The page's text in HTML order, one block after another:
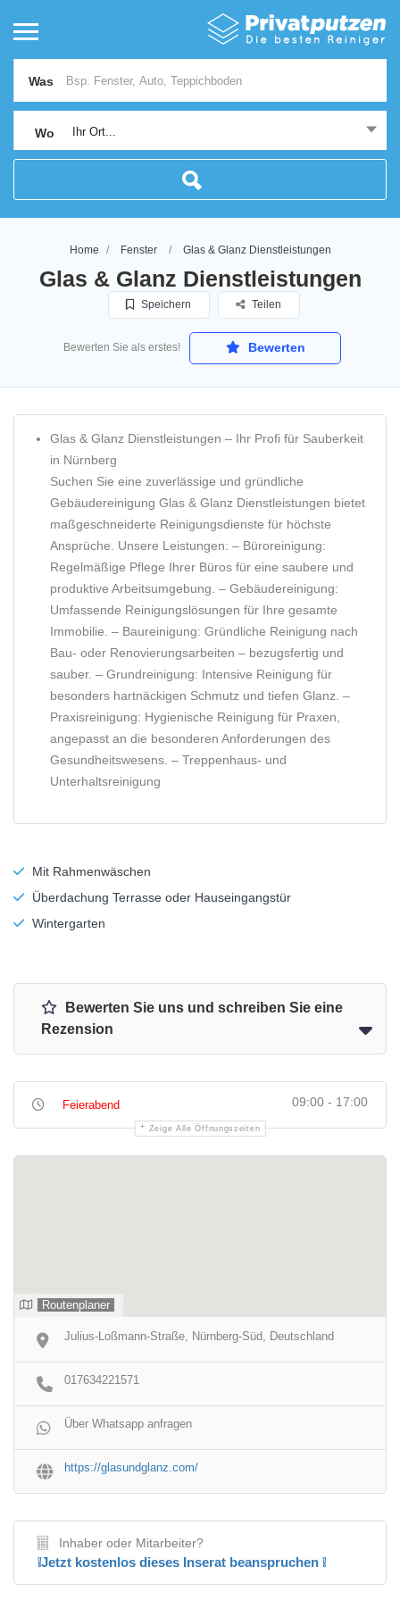
Was
Wo Ihr Ort...
Home Fenster Glas & Glanz Dienstleistungen
Glas & Glanz Dienstleistungen
Speichern Teilen
Bewerten Sie als erstes! Bewerten
Glas & Glanz Dienstleistungen – Ihr Profi für Sauberkeit
in Nürnberg
Suchen Sie eine zuverlässige und gründliche
Gebäudereinigung Glas & Glanz Dienstleistungen bietet
maßgeschneiderte Reinigungsdienste für höchste
Ansprüche. Unsere Leistungen: – Büroreinigung:
Regelmäßige Pflege Ihrer Büros für eine saubere und
produktive Arbeitsumgebung. – Gebäudereinigung:
Umfassende Reinigungslösungen für Ihre gesamte
Immobilie. – Baureinigung: Gründliche Reinigung nach
Bau- oder Renovierungsarbeiten – bezugsfertig und
sauber. – Grundreinigung: Intensive Reinigung für
besonders hartnäckigen Schmutz und tiefen Glanz. –
Praxisreinigung: Hygienische Reinigung für Praxen,
angepasst an die besonderen Anforderungen des
Gesundheitswesens. – Treppenhaus- und
Unterhaltsreinigung
Mit Rahmenwäschen
Überdachung Terrasse oder Hauseingangstür
Wintergarten
Bewerten Sie uns und schreiben Sie eine
Rezension
Feierabend 09:00 - 17:00
Zeige Alle Öffnungszeiten
Routenplaner
Julius-Loßmann-Straße, Nürnberg-Süd, Deutschland
017634221571
Über Whatsapp anfragen
https://glasundglanz.com/
Inhaber oder Mitarbeiter?
❕Jetzt kostenlos dieses Inserat beanspruchen ❕